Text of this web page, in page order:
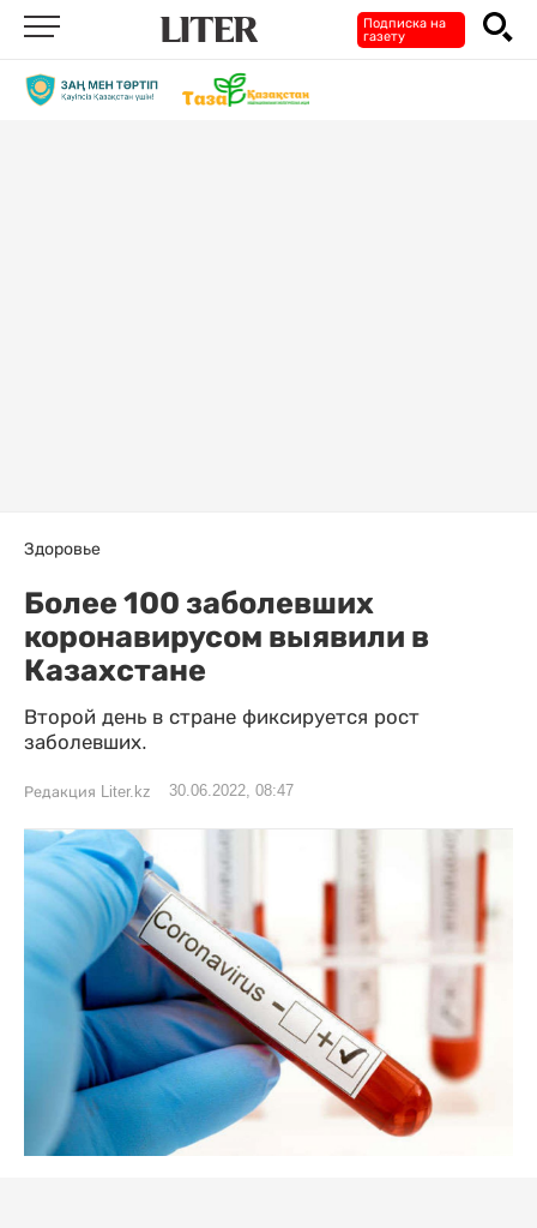
Подписка на
газету
Здоровье
Более 100 заболевших
коронавирусом выявили в
Казахстане
Второй день в стране фиксируется рост
заболевших.
Редакция Liter.kz 30.06.2022, 08:47